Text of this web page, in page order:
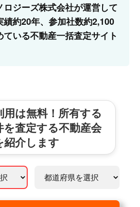
ロジーズ株式会社が運営して
績約20年、参加社数約2,100
いる不動産一括査定サイト
用は無料！所有する
を査定する不動産会
紹介します